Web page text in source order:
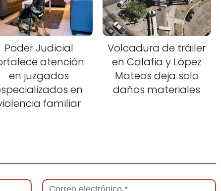
Poder Judicial
atención
en juzgados
en
familiar
Volcadura de tráiler
en Calafia y López
Mateos deja solo
daños materiales